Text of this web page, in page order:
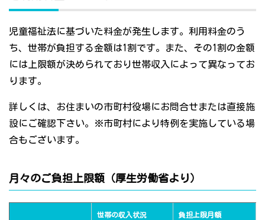
児童福祉法に基づいた料金が発生します。利用料金のう
ち、世帯が負担する金額は1割です。また、その1割の金額
には上限額が決められており世帯収入によって異なってお
ります。
詳しくは、お住まいの市町村役場にお問合せまたは直接施
設にご確認下さい。※市町村により特例を実施している場
合もございます。
月々のご負担上限額（厚生労働省より）
世帯の収入状況 負担上限月額